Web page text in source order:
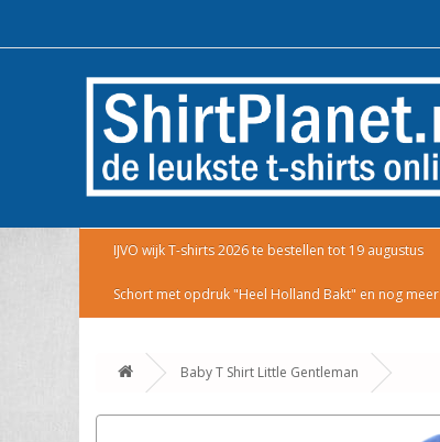
IJVO wijk T-shirts 2026 te bestellen tot 19 augustus
Schort met opdruk "Heel Holland Bakt" en nog meer
Baby T Shirt Little Gentleman